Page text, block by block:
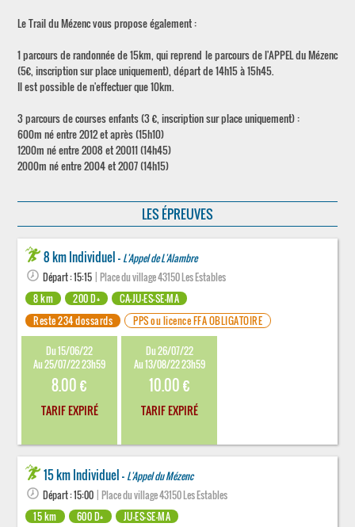
Le Trail du Mézenc vous propose également :
1 parcours de randonnée de 15km, qui reprend le parcours de l'APPEL du Mézenc
(5€, inscription sur place uniquement), départ de 14h15 à 15h45.
Il est possible de n'effectuer que 10km.
3 parcours de courses enfants (3 €, inscription sur place uniquement) :
600m né entre 2012 et après (15h10)
1200m né entre 2008 et 20011 (14h45)
2000m né entre 2004 et 2007 (14h15)
LES ÉPREUVES
8 km Individuel - L'Appel de L'Alambre
Départ : 15:15 | Place du village 43150 Les Estables
8 km
200 D+
CA-JU-ES-SE-MA
Reste 234 dossards
PPS ou licence FFA OBLIGATOIRE
Du 15/06/22
Au 25/07/22 23h59
8.00 €
TARIF EXPIRÉ
Du 26/07/22
Au 13/08/22 23h59
10.00 €
TARIF EXPIRÉ
15 km Individuel - L'Appel du Mézenc
Départ : 15:00 | Place du village 43150 Les Estables
15 km
600 D+ JU-ES-SE-MA